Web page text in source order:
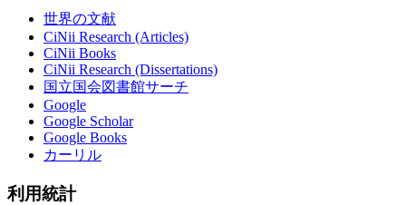
世界の文献
CiNii Research (Articles)
CiNii Books
CiNii Research (Dissertations)
国立国会図書館サーチ
Google
Google Scholar
Google Books
カーリル
利用統計